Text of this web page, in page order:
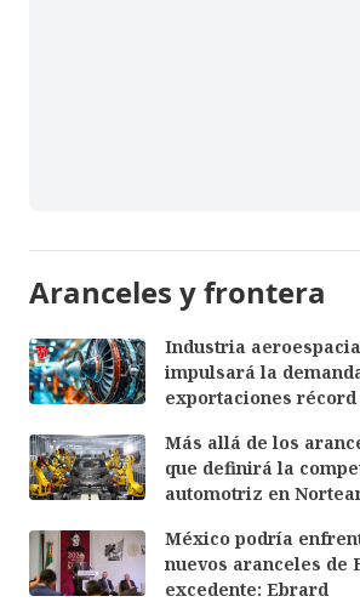
Aranceles y frontera
Industria
impulsará la
exportaciones récord
Más allá de los
que definirá la
automotriz en
México podría
nuevos aranceles de
excedente: Ebrard